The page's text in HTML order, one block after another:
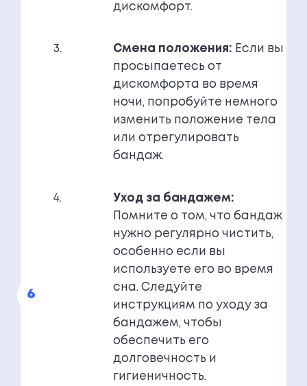
дискомфорт.
Смена положения: Если вы
просыпаетесь от
дискомфорта во время
ночи, попробуйте немного
изменить положение тела
или отрегулировать
бандаж.
Уход за бандажем:
Помните о том, что бандаж
нужно регулярно чистить,
особенно если вы
используете его во время
сна. Следуйте
инструкциям по уходу за
бандажем, чтобы
обеспечить его
долговечность и
гигиеничность.